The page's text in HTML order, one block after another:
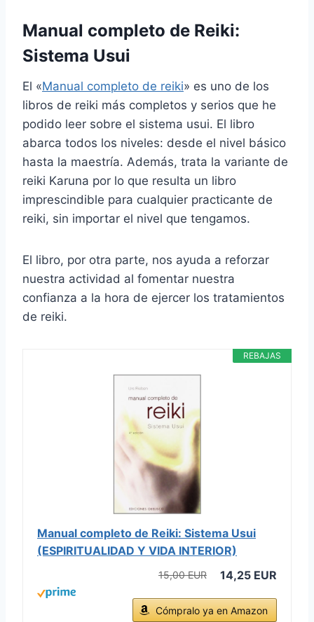
Manual completo de Reiki:
Sistema Usui
El «Manual completo de reiki» es uno de los
libros de reiki más completos y serios que he
podido leer sobre el sistema usui. El libro
abarca todos los niveles: desde el nivel básico
hasta la maestría. Además, trata la variante de
reiki Karuna por lo que resulta un libro
imprescindible para cualquier practicante de
reiki, sin importar el nivel que tengamos.
El libro, por otra parte, nos ayuda a reforzar
nuestra actividad al fomentar nuestra
confianza a la hora de ejercer los tratamientos
de reiki.
REBAJAS
Manual completo de Reiki: Sistema Usui
(ESPIRITUALIDAD Y VIDA INTERIOR)
15,00 EUR 14,25 EUR
Cómpralo ya en Amazon